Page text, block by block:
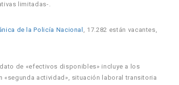
limitadas-.
de la Policía Nacional , 17.282 están vacantes,
de «efectivos disponibles» incluye a los
«segunda actividad», situación laboral transitoria